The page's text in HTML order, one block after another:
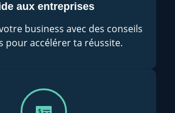
aux entreprises
business avec des conseils
pour accélérer ta réussite.